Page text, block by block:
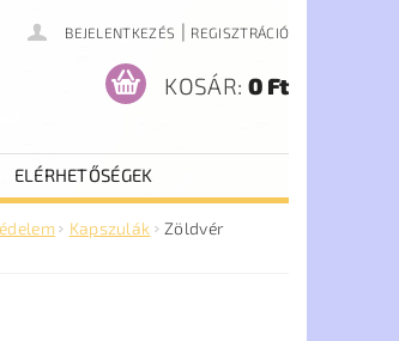
BEJELENTKEZÉS | REGISZTRÁCIÓ
KOSÁR: 0 Ft
ELÉRHETŐSÉGEK
Kapszulák
Zöldvér